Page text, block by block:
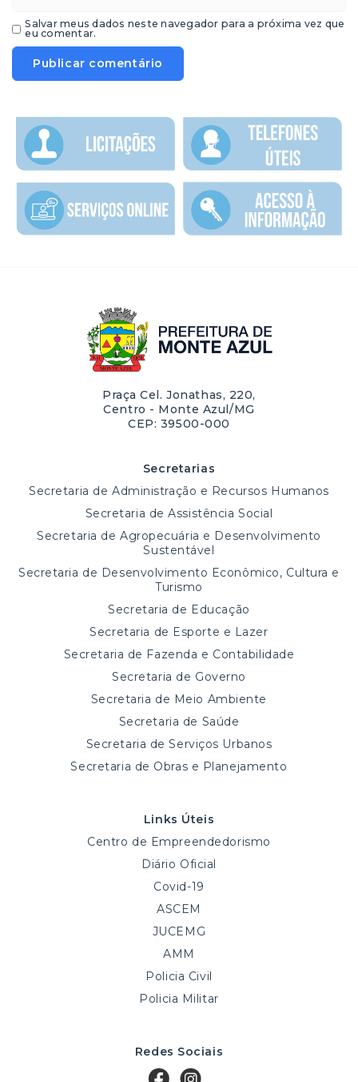
Salvar meus dados neste navegador para a próxima vez que
eu comentar.
Praça Cel. Jonathas, 220,
Centro - Monte Azul/MG
CEP: 39500-000
Secretarias
Secretaria de Administração e Recursos Humanos
Secretaria de Assistência Social
Secretaria de Agropecuária e Desenvolvimento
Sustentável
Secretaria de Desenvolvimento Econômico, Cultura e
Turismo
Secretaria de Educação
Secretaria de Esporte e Lazer
Secretaria de Fazenda e Contabilidade
Secretaria de Governo
Secretaria de Meio Ambiente
Secretaria de Saúde
Secretaria de Serviços Urbanos
Secretaria de Obras e Planejamento
Links Úteis
Centro de Empreendedorismo
Diário Oficial
Covid-19
ASCEM
JUCEMG
AMM
Policia Civil
Policia Militar
Redes Sociais